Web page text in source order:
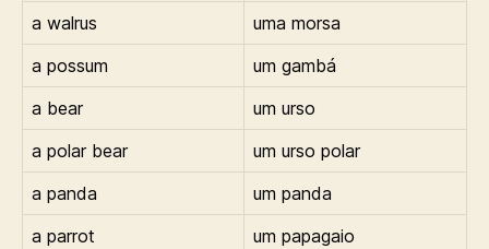
a walrus
uma morsa
a possum
um gambá
a bear
um urso
a polar bear
um urso polar
a panda
um panda
a parrot
um papagaio